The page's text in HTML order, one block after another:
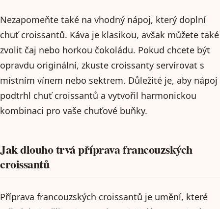
Nezapomeňte také na vhodný nápoj, který doplní
chuť croissantů. Káva je klasikou, avšak můžete také
zvolit čaj nebo horkou čokoládu. Pokud chcete být
opravdu originální, zkuste croissanty servírovat s
místním vínem nebo sektrem. Důležité je, aby nápoj
podtrhl chuť croissantů a vytvořil harmonickou
kombinaci pro vaše chuťové buňky.
Jak dlouho trvá příprava francouzských
croissantů
Příprava francouzských croissantů je umění, které